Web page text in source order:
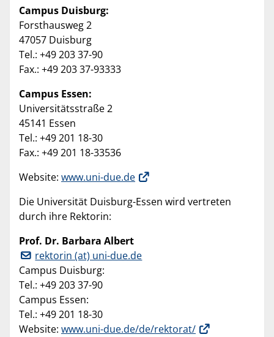
Campus Duisburg:
Forsthausweg 2
47057 Duisburg
Tel.: +49 203 37-90
Fax.: +49 203 37-93333
Campus Essen:
Universitätsstraße 2
45141 Essen
Tel.: +49 201 18-30
Fax.: +49 201 18-33536
Website: www.uni-due.de
Die Universität Duisburg-Essen wird vertreten
durch ihre Rektorin:
Prof. Dr. Barbara Albert
rektorin (at) uni-due.de
Campus Duisburg:
Tel.: +49 203 37-90
Campus Essen:
Tel.: +49 201 18-30
Website: www.uni-due.de/de/rektorat/